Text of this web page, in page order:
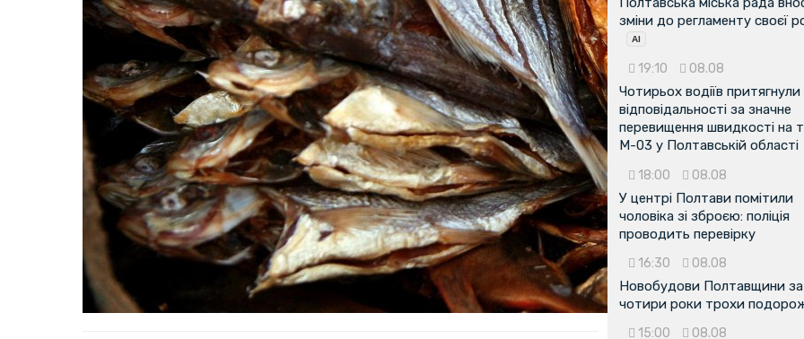
зміни до регламенту своєї
19:10 08.08
Чотирьох водіїв
відповідальності за значне
перевищення швидкості на
М-03 у Полтавській області
18:00 08.08
У центрі Полтави помітили
чоловіка зі зброєю: поліція
проводить перевірку
16:30 08.08
Новобудови Полтавщини за
чотири роки трохи
15:00 08.08